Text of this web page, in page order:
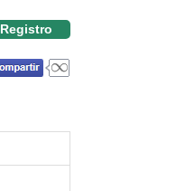
Registro